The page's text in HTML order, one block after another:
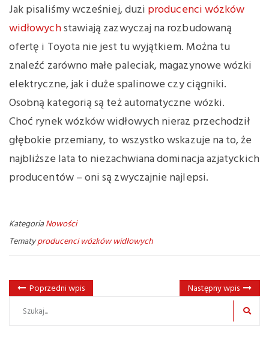
Jak pisaliśmy wcześniej, duzi producenci wózków
widłowychstawiają zazwyczaj na rozbudowaną
ofertę i Toyota nie jest tu wyjątkiem. Można tu
znaleźć zarówno małe paleciak, magazynowe wózki
elektryczne, jak i duże spalinowe czy ciągniki.
Osobną kategorią są też automatyczne wózki.
Choć rynek wózków widłowych nieraz przechodził
głębokie przemiany, to wszystko wskazuje na to, że
najbliższe lata to niezachwiana dominacja azjatyckich
producentów – oni są zwyczajnie najlepsi.
KategoriaNowości
Tematyproducenci wózków widłowych
Poprzedni wpis Następny wpis